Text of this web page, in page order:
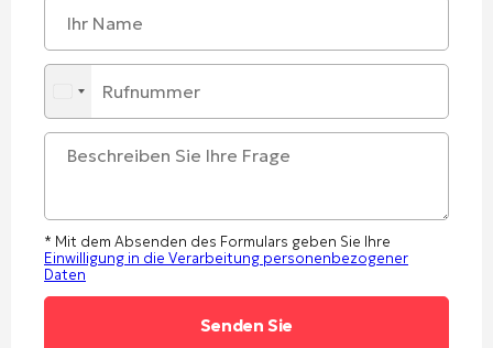
* Mit dem Absenden des Formulars geben Sie Ihre
Einwilligung in die Verarbeitung personenbezogener
Daten